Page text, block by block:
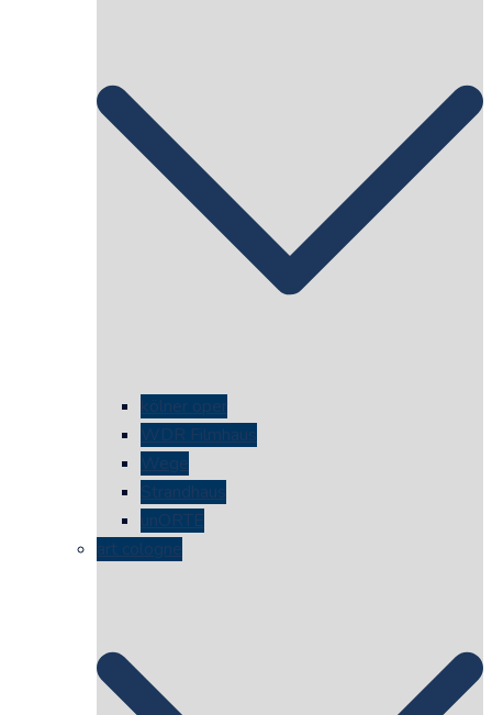
kölner oper
WDR Filmhaus
Wege
Strandhaus
unORTE
art cologne